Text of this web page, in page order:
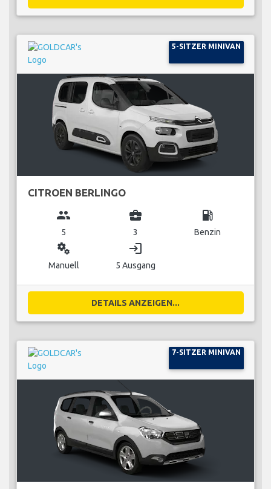
5-SITZER MINIVAN
CITROEN BERLINGO
group
5
business_center
3
local_gas_station
Benzin
miscellaneous_services
Manuell
login
5 Ausgang
DETAILS ANZEIGEN...
7-SITZER MINIVAN